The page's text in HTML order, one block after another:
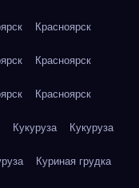
Красноярск
Красноярск
Красноярск
Кукуруза Кукуруза
Куриная грудка